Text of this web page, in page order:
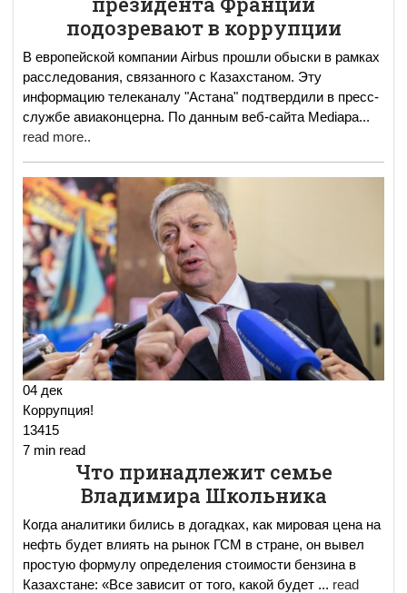
подозревают в коррупции
В европейской компании Airbus прошли обыски в рамках
расследования, связанного с Казахстаном. Эту
информацию телеканалу "Астана" подтвердили в пресс-
службе авиаконцерна. По данным веб-сайта Mediapa...
read more..
04 дек
Коррупция!
13415
7 min read
Что принадлежит семье
Владимира Школьника
Когда аналитики бились в догадках, как мировая цена на
нефть будет влиять на рынок ГСМ в стране, он вывел
простую формулу определения стоимости бензина в
Казахстане: «Все зависит от того, какой будет ... read